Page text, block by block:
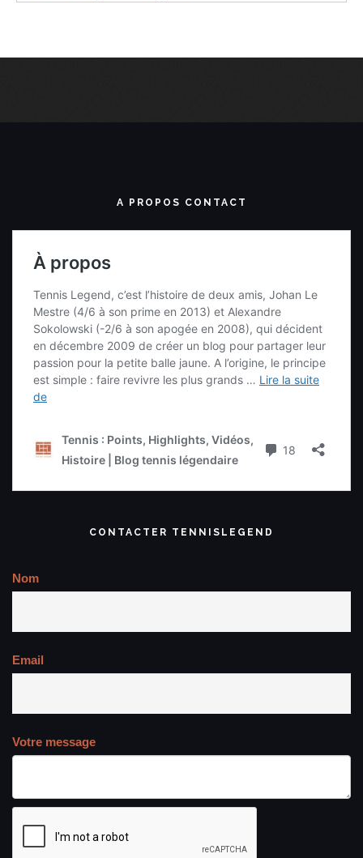
A PROPOS CONTACT
CONTACTER TENNISLEGEND
Nom
Email
Votre message